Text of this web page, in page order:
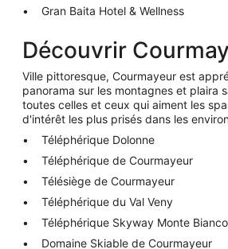
Gran Baita Hotel & Wellness
Découvrir
Ville pittoresque, Courmayeur est
panorama sur les montagnes et plaira
toutes celles et ceux qui aiment les
d'intérêt les plus prisés dans les
Téléphérique Dolonne
Téléphérique de Courmayeur
Télésiège de Courmayeur
Téléphérique du Val Veny
Téléphérique Skyway Monte Bianco
Domaine Skiable de Courmayeur